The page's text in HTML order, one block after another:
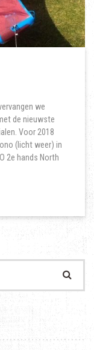
we
de nieuwste
Voor 2018
(licht weer) in
2e hands North